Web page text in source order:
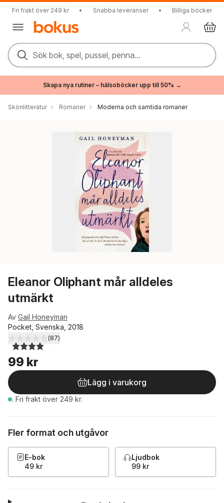
Fri frakt över 249 kr • Snabba leveranser • Billiga böcker
Sök bok, spel, pussel, penna...
Skapa nya rutiner – hälsoböcker upp till 50% →
Skönlitteratur Romaner Moderna och samtida romaner
Eleanor Oliphant mår alldeles
utmärkt
Av Gail Honeyman
Pocket, Svenska, 2018
4,0utav 5 stjärnor. Totalt antal röster:
(87)
99 kr
Lägg i varukorg
. Fri frakt över 249 kr.
Fler format och utgåvor
E-bok
49 kr
Ljudbok
99 kr